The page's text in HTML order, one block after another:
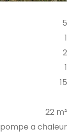
5
1
2
1
15
22 m²
pompe a chaleur